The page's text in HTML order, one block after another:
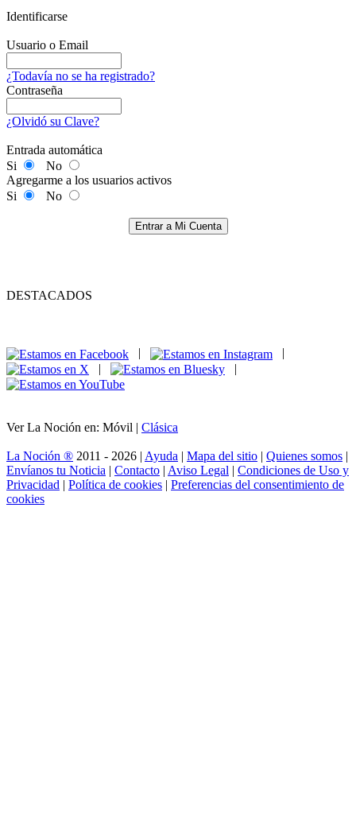
Identificarse
Usuario o Email
¿Todavía no se ha registrado?
Contraseña
¿Olvidó su Clave?
Entrada automática
Si
No
Agregarme a los usuarios activos
Si
No
Entrar a Mi Cuenta
DESTACADOS
|
|
Ver La Noción en: Móvil | Clásica
La Noción ® 2011 - 2026 | Ayuda | Mapa del sitio | Quienes somos |
Envíanos tu Noticia | Contacto | Aviso Legal | Condiciones de Uso y
Privacidad | Política de cookies | Preferencias del consentimiento de
cookies